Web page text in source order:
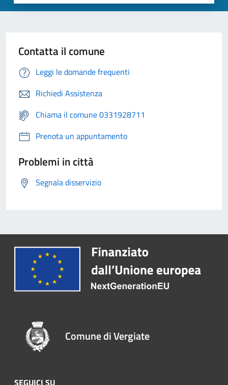
Contatta il comune
Leggi le domande frequenti
Richiedi Assistenza
Chiama il comune 0331928711
Prenota un appuntamento
Problemi in città
Segnala disservizio
Comune di Vergiate
SEGUICI SU